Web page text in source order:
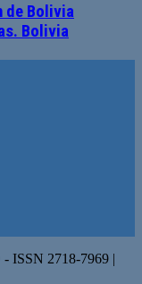
de Bolivia
Bolivia
ISSN 2718-7969 |